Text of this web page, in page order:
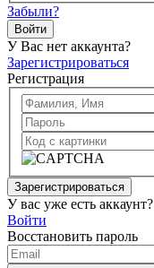
Забыли?
Войти
У Вас нет аккаунта?
Зарегистрироваться
Регистрация
Зарегистрироваться
У вас уже есть аккаунт?
Войти
Восстановить пароль